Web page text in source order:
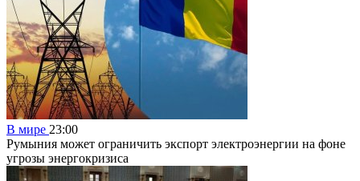
В мире 23:00
Румыния может ограничить экспорт электроэнергии на фоне
угрозы энергокризиса